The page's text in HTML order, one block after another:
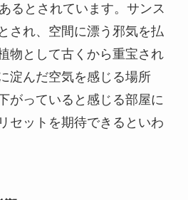
るとされています。サンス
され、空間に漂う邪気を払
物として古くから重宝され
淀んだ空気を感じる場所
がっていると感じる部屋に
セットを期待できるといわ